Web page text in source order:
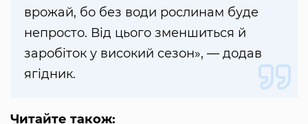
врожай, бо без води рослинам буде
непросто. Від цього зменшиться й
заробіток у високий сезон», — додав
ягідник.
Читайте також: